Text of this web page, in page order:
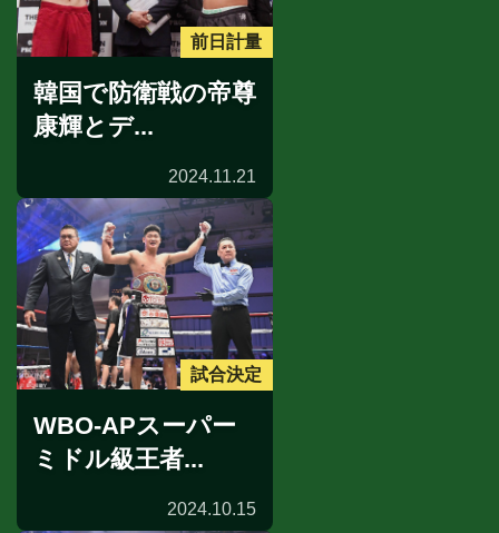
前日計量
韓国で防衛戦の帝尊
康輝とデ...
2024.11.21
試合決定
WBO-APスーパー
ミドル級王者...
2024.10.15